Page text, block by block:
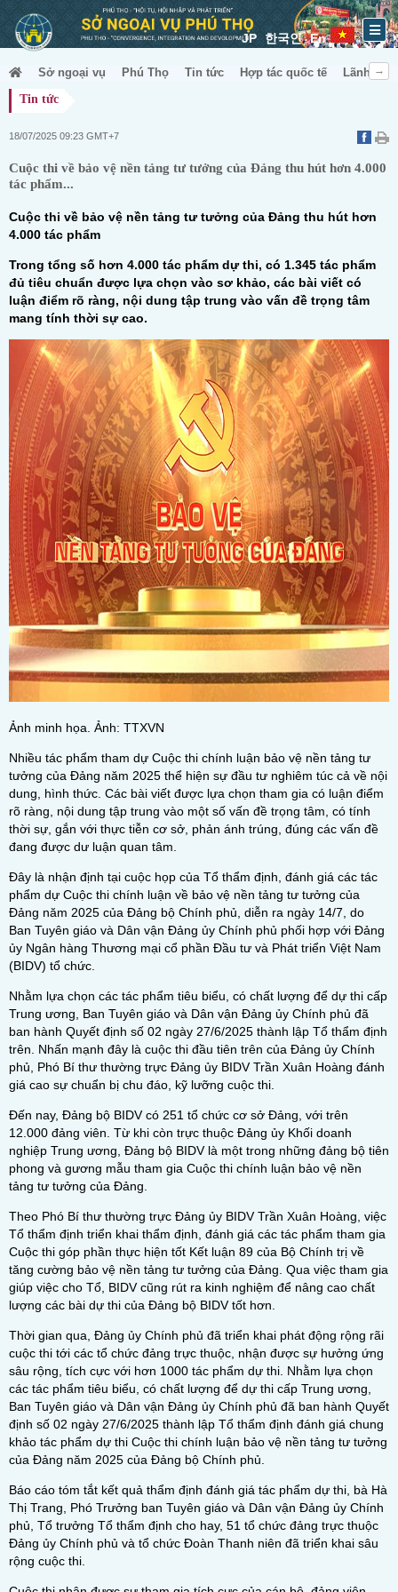
JP 한국인 En
Sở ngoại vụ Phú Thọ Tin tức Hợp tác quốc tế
Lãnh sự
Tin tức
18/07/2025 09:23 GMT+7
Cuộc thi về bảo vệ nền tảng tư tưởng của Đảng thu hút hơn 4.000
tác phẩm...
Cuộc thi về bảo vệ nền tảng tư tưởng của Đảng thu hút hơn
4.000 tác phẩm
Trong tổng số hơn 4.000 tác phẩm dự thi, có 1.345 tác phẩm
đủ tiêu chuẩn được lựa chọn vào sơ khảo, các bài viết có
luận điểm rõ ràng, nội dung tập trung vào vấn đề trọng tâm
mang tính thời sự cao.
Ảnh minh họa. Ảnh: TTXVN
Nhiều tác phẩm tham dự Cuộc thi chính luận bảo vệ nền tảng tư
tưởng của Đảng năm 2025 thể hiện sự đầu tư nghiêm túc cả về nội
dung, hình thức. Các bài viết được lựa chọn tham gia có luận điểm
rõ ràng, nội dung tập trung vào một số vấn đề trọng tâm, có tính
thời sự, gắn với thực tiễn cơ sở, phản ánh trúng, đúng các vấn đề
đang được dư luận quan tâm.
Đây là nhận định tại cuộc họp của Tổ thẩm định, đánh giá các tác
phẩm dự Cuộc thi chính luận về bảo vệ nền tảng tư tưởng của
Đảng năm 2025 của Đảng bộ Chính phủ, diễn ra ngày 14/7, do
Ban Tuyên giáo và Dân vận Đảng ủy Chính phủ phối hợp với Đảng
ủy Ngân hàng Thương mại cổ phần Đầu tư và Phát triển Việt Nam
(BIDV) tổ chức.
Nhằm lựa chọn các tác phẩm tiêu biểu, có chất lượng để dự thi cấp
Trung ương, Ban Tuyên giáo và Dân vận Đảng ủy Chính phủ đã
ban hành Quyết định số 02 ngày 27/6/2025 thành lập Tổ thẩm định
trên. Nhấn mạnh đây là cuộc thi đầu tiên trên của Đảng ủy Chính
phủ, Phó Bí thư thường trực Đảng ủy BIDV Trần Xuân Hoàng đánh
giá cao sự chuẩn bị chu đáo, kỹ lưỡng cuộc thi.
Đến nay, Đảng bộ BIDV có 251 tổ chức cơ sở Đảng, với trên
12.000 đảng viên. Từ khi còn trực thuộc Đảng ủy Khối doanh
nghiệp Trung ương, Đảng bộ BIDV là một trong những đảng bộ tiên
phong và gương mẫu tham gia Cuộc thi chính luận bảo vệ nền
tảng tư tưởng của Đảng.
Theo Phó Bí thư thường trực Đảng ủy BIDV Trần Xuân Hoàng, việc
Tổ thẩm định triển khai thẩm định, đánh giá các tác phẩm tham gia
Cuộc thi góp phần thực hiện tốt Kết luận 89 của Bộ Chính trị về
tăng cường bảo vệ nền tảng tư tưởng của Đảng. Qua việc tham gia
giúp việc cho Tổ, BIDV cũng rút ra kinh nghiệm để nâng cao chất
lượng các bài dự thi của Đảng bộ BIDV tốt hơn.
Thời gian qua, Đảng ủy Chính phủ đã triển khai phát động rộng rãi
cuộc thi tới các tổ chức đảng trực thuộc, nhận được sự hưởng ứng
sâu rộng, tích cực với hơn 1000 tác phẩm dự thi. Nhằm lựa chọn
các tác phẩm tiêu biểu, có chất lượng để dự thi cấp Trung ương,
Ban Tuyên giáo và Dân vận Đảng ủy Chính phủ đã ban hành Quyết
định số 02 ngày 27/6/2025 thành lập Tổ thẩm định đánh giá chung
khảo tác phẩm dự thi Cuộc thi chính luận bảo vệ nền tảng tư tưởng
của Đảng năm 2025 của Đảng bộ Chính phủ.
Báo cáo tóm tắt kết quả thẩm định đánh giá tác phẩm dự thi, bà Hà
Thị Trang, Phó Trưởng ban Tuyên giáo và Dân vận Đảng ủy Chính
phủ, Tổ trưởng Tổ thẩm định cho hay, 51 tổ chức đảng trực thuộc
Đảng ủy Chính phủ và tổ chức Đoàn Thanh niên đã triển khai sâu
rộng cuộc thi.